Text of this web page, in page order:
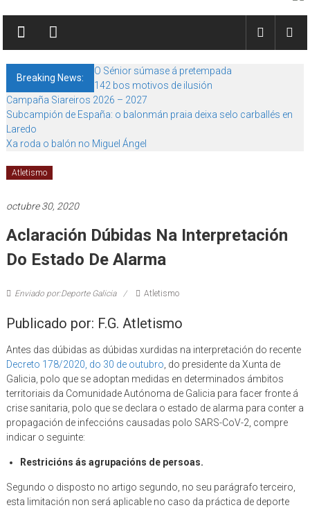
Breaking News:
O Sénior súmase á pretempada
142 bos motivos de ilusión
Campaña Siareiros 2026 – 2027
Subcampión de España: o balonmán praia deixa selo carballés en
Laredo
Xa roda o balón no Miguel Ángel
Atletismo
octubre 30, 2020
Aclaración Dúbidas Na Interpretación
Do Estado De Alarma
Enviado por:Deporte Galicia Atletismo
Publicado por: F.G. Atletismo
Antes das dúbidas as dúbidas xurdidas na interpretación do recente
Decreto 178/2020, do 30 de outubro, do presidente da Xunta de
Galicia, polo que se adoptan medidas en determinados ámbitos
territoriais da Comunidade Autónoma de Galicia para facer fronte á
crise sanitaria, polo que se declara o estado de alarma para conter a
propagación de infeccións causadas polo SARS-CoV-2, compre
indicar o seguinte:
Restricións ás agrupacións de persoas.
Segundo o disposto no artigo segundo, no seu parágrafo terceiro,
esta limitación non será aplicable no caso da práctica de deporte